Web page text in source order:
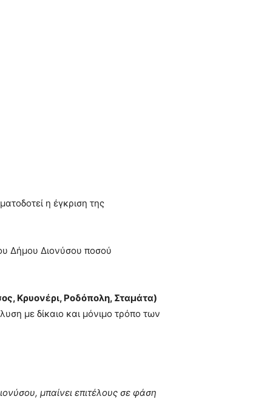
η έγκριση της
Δήμου Διονύσου ποσού
Κρυονέρι, Ροδόπολη, Σταμάτα)
με δίκαιο και μόνιμο τρόπο των
μπαίνει επιτέλους σε φάση